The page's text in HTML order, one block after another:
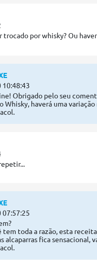
trocado por whisky? Ou
Obrigado pelo seu
Whisky, haverá uma variação
tem toda a razão, esta
alcaparras fica sensacional,